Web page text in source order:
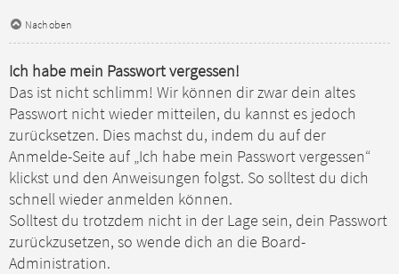
Nach oben
Ich habe mein Passwort vergessen!
Das ist nicht schlimm! Wir können dir zwar dein altes
Passwort nicht wieder mitteilen, du kannst es jedoch
zurücksetzen. Dies machst du, indem du auf der
Anmelde-Seite auf „Ich habe mein Passwort vergessen“
klickst und den Anweisungen folgst. So solltest du dich
schnell wieder anmelden können.
Solltest du trotzdem nicht in der Lage sein, dein Passwort
zurückzusetzen, so wende dich an die Board-
Administration.